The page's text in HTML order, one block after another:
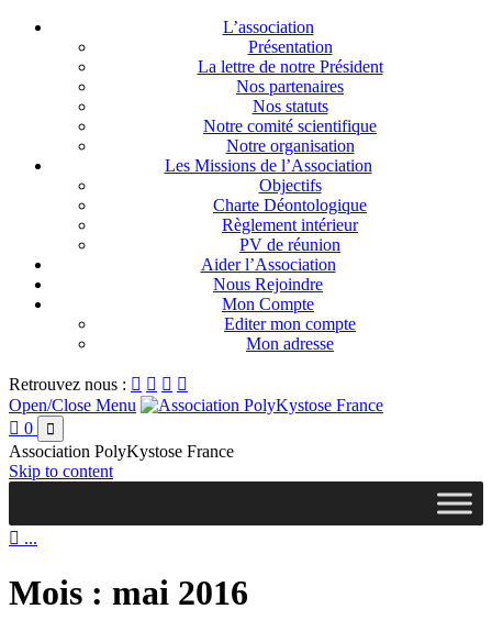
L’association
Présentation
La lettre de notre Président
Nos partenaires
Nos statuts
Notre comité scientifique
Notre organisation
Les Missions de l’Association
Objectifs
Charte Déontologique
Règlement intérieur
PV de réunion
Aider l’Association
Nous Rejoindre
Mon Compte
Editer mon compte
Mon adresse
Retrouvez nous :    
Open/Close Menu
 0 
Association PolyKystose France
Skip to content
 ...
Mois : mai 2016